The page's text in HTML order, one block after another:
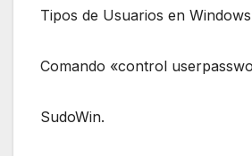
Tipos de Usuarios en
Comando «control
SudoWin.